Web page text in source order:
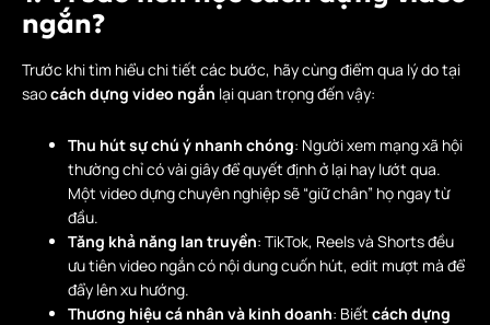
ngắn?
Trước khi tìm hiểu chi tiết các bước, hãy cùng điểm qua lý do tại
saocách dựng video ngắn lại quan trọng đến vậy:
Thu hút sự chú ý nhanh chóng: Người xem mạng xã hội
thường chỉ có vài giây để quyết định ở lại hay lướt qua.
Một video dựng chuyên nghiệp sẽ “giữ chân” họ ngay từ
đầu.
Tăng khả năng lan truyền: TikTok, Reels và Shorts đều
ưu tiên video ngắn có nội dung cuốn hút, edit mượt mà để
đẩy lên xu hướng.
Thương hiệu cá nhân và kinh doanh: Biết cách dựng